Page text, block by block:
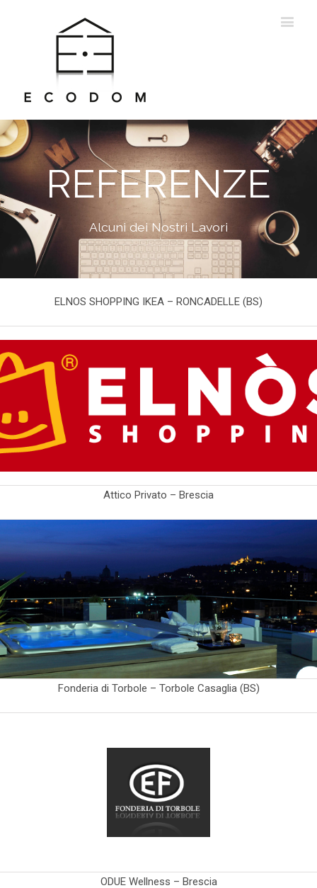
REFERENZE
Alcuni dei Nostri Lavori
ELNOS SHOPPING IKEA – RONCADELLE (BS)
Attico Privato – Brescia
Fonderia di Torbole – Torbole Casaglia (BS)
ODUE Wellness – Brescia